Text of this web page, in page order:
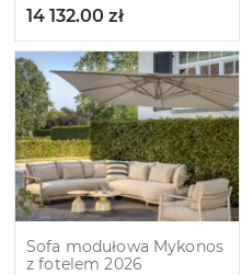
14 132.00 zł
Sofa modułowa Mykonos
z fotelem 2026